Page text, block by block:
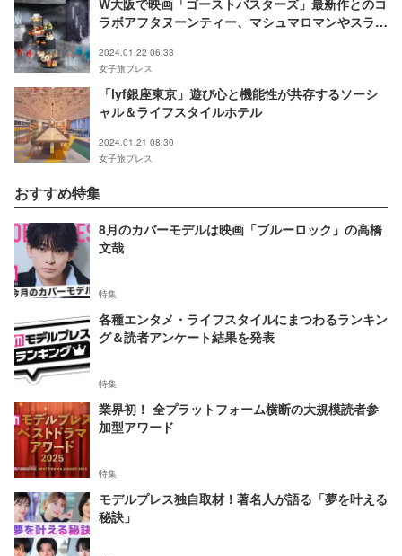
W大阪で映画「ゴーストバスターズ」最新作とのコ
ラボアフタヌーンティー、マシュマロマンやスライ
2024.01.22 06:33
女子旅プレス
「lyf銀座東京」遊び心と機能性が共存するソーシ
ャル＆ライフスタイルホテル
2024.01.21 08:30
女子旅プレス
おすすめ特集
8月のカバーモデルは映画「ブルーロック」の高橋
文哉
特集
各種エンタメ・ライフスタイルにまつわるランキン
グ＆読者アンケート結果を発表
特集
業界初！ 全プラットフォーム横断の大規模読者参
加型アワード
特集
モデルプレス独自取材！著名人が語る「夢を叶える
秘訣」